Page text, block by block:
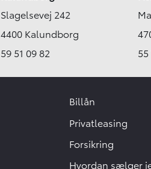
Slagelsevej 242
4400 Kalundborg
59 51 09 82
Billån
Privatleasing
Forsikring
Hvordan sælger